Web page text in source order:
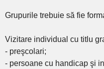
Grupurile trebuie să fie
Vizitare individual cu titlu
- preşcolari;
- persoane cu handicap şi